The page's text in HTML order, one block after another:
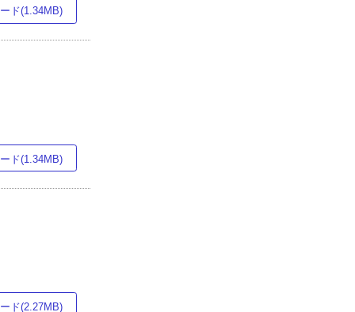
ド(1.34MB)
ド(1.34MB)
ド(2.27MB)